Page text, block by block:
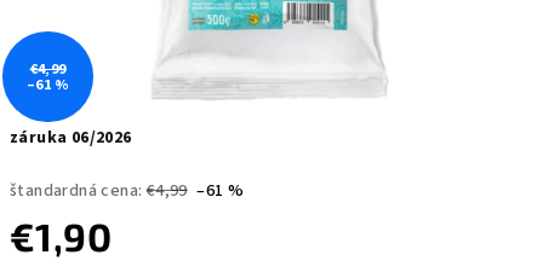
záruka 06/2026
štandardná cena: €4,99 –61 %
€1,90
€4,99
–61 %